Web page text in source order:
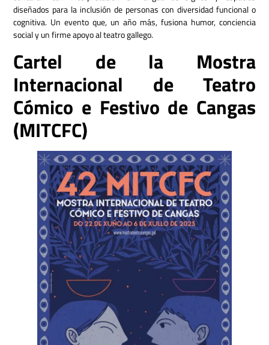
diseñados para la inclusión de personas con diversidad funcional o
cognitiva. Un evento que, un año más, fusiona humor, conciencia
social y un firme apoyo al teatro gallego.
Cartel de la Mostra
Internacional de Teatro
Cómico e Festivo de Cangas
(MITCFC)